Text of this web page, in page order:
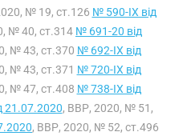
№ 19, ст.126 № 590-IX від
№ 40, ст.314 № 691-20 від
№ 43, ст.370 № 692-IX від
№ 43, ст.371 № 720-IX від
№ 47, ст.408 № 738-IX від
21.07.2020, ВВР, 2020, № 51,
, ВВР, 2020, № 52, ст.496